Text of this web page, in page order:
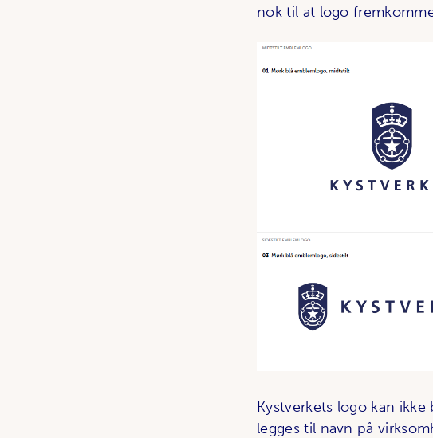
nok til at logo
Kystverkets logo kan
legges til navn på